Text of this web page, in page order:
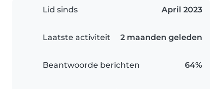
Lid sinds April 2023
Laatste activiteit 2 maanden geleden
Beantwoorde berichten 64%